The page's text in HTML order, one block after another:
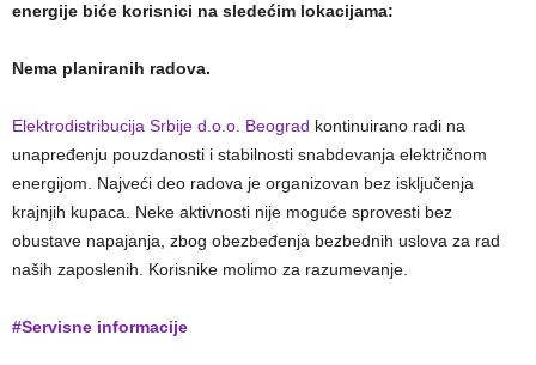
energije biće korisnici na sledećim lokacijama:
Nema planiranih radova.
Elektrodistribucija Srbije d.o.o. Beograd kontinuirano radi na
unapređenju pouzdanosti i stabilnosti snabdevanja električnom
energijom. Najveći deo radova je organizovan bez isključenja
krajnjih kupaca. Neke aktivnosti nije moguće sprovesti bez
obustave napajanja, zbog obezbeđenja bezbednih uslova za rad
naših zaposlenih. Korisnike molimo za razumevanje.
#Servisne informacije